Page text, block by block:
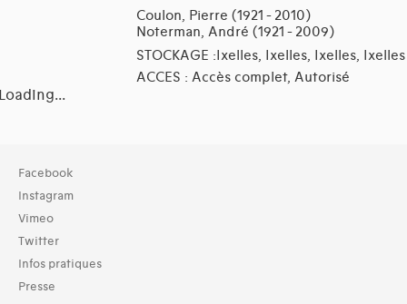
Coulon, Pierre (1921 - 2010)
Noterman, André (1921 - 2009)
STOCKAGE :Ixelles, Ixelles, Ixelles, Ixelles
ACCES : Accès complet, Autorisé
Collection
TOUT (51)
Domaines thématiques
01-architecture domestique (45)
02-architecture agricole (3)
03-architecture artisanale et industrielle (15)
Facebook
Instagram
Vimeo
Twitter
Infos pratiques
Presse